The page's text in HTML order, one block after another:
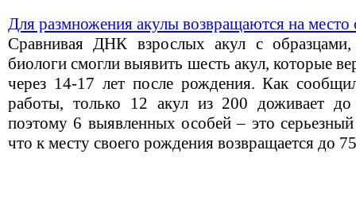
Для размножения акулы возвращаются на место
Сравнивая ДНК взрослых акул с
биологи смогли выявить шесть акул, которые
через 14-17 лет после рождения. Как
работы, только 12 акул из 200 доживает до
поэтому 6 выявленных особей – это
что к месту своего рождения возвращается до